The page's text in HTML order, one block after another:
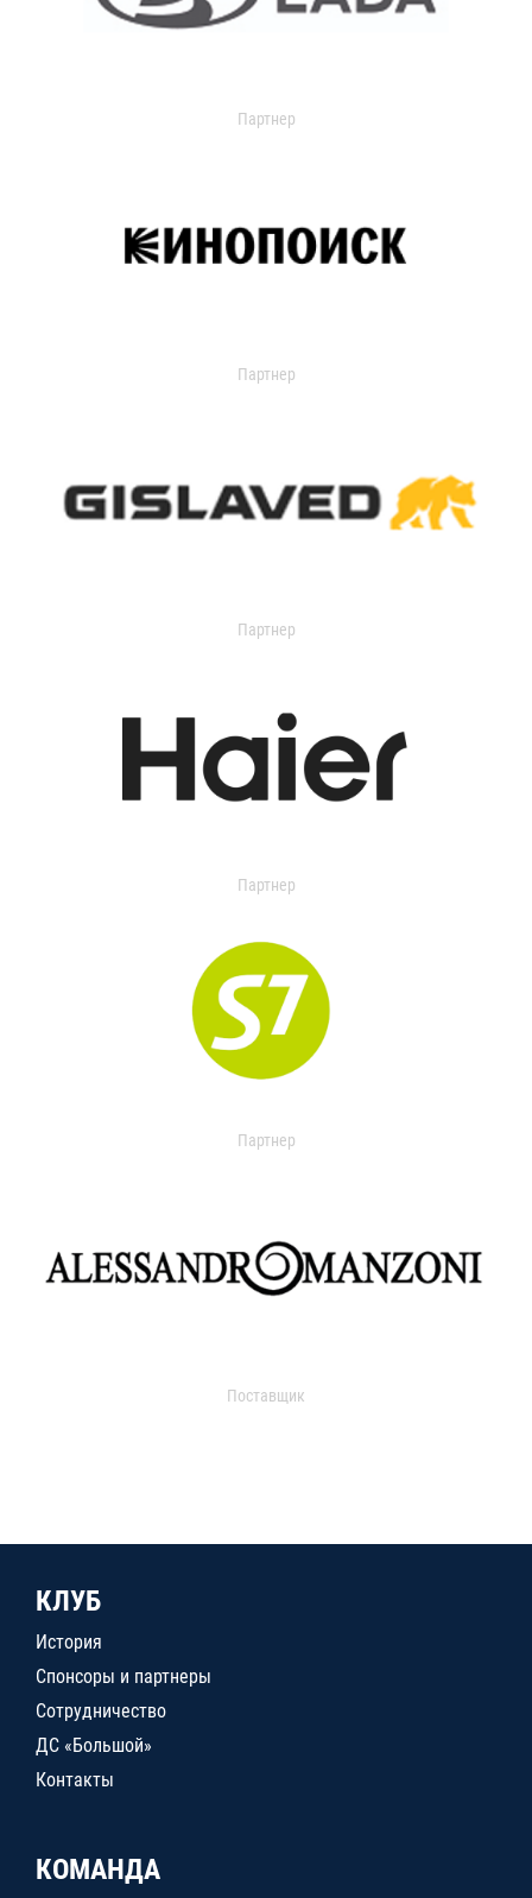
Партнер
Партнер
Партнер
Партнер
Партнер
Поставщик
КЛУБ
История
Спонсоры и партнеры
Сотрудничество
ДС «Большой»
Контакты
КОМАНДА